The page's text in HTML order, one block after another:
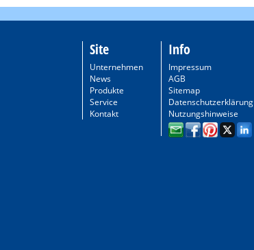
Site
Unternehmen
News
Produkte
Service
Kontakt
Info
Impressum
AGB
Sitemap
Datenschutzerklärung
Nutzungshinweise